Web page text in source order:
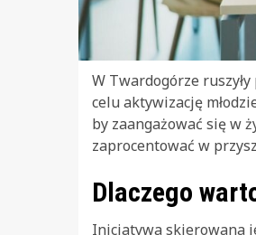
W Twardogórze
celu aktywizację
by zaangażować się w
zaprocentować w
Dlaczego
Inicjatywa skierowana